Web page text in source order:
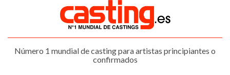
Número 1 mundial de casting para artistas principiantes o
confirmados